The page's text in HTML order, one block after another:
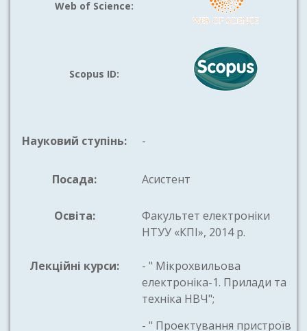
Web of Science:
Scopus ID:
Науковий ступінь: -
Посада: Асистент
Освіта:
Факультет електроніки
НТУУ «КПІ», 2014 р.
Лекційні курси:
- " Мікрохвильова
електроніка-1. Прилади та
техніка НВЧ";
- " Проектування пристроїв